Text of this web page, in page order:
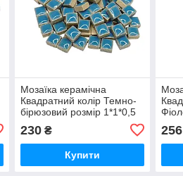
Мозаїка керамічна
Квадратний колір Темно-
бірюзовий розмір 1*1*0,5
см вага 100 г кількість 106
штук заповнюваність 5*5
см
230₴
Купити
см
256